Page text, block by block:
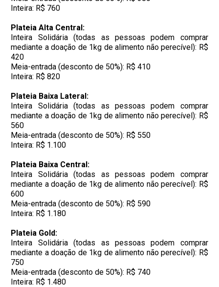
Inteira: R$ 760
Plateia Alta Central:
Inteira Solidária (todas as pessoas podem comprar
mediante a doação de 1kg de alimento não perecível): R$
420
Meia-entrada (desconto de 50%): R$ 410
Inteira: R$ 820
Plateia Baixa Lateral:
Inteira Solidária (todas as pessoas podem comprar
mediante a doação de 1kg de alimento não perecível): R$
560
Meia-entrada (desconto de 50%): R$ 550
Inteira: R$ 1.100
Plateia Baixa Central:
Inteira Solidária (todas as pessoas podem comprar
mediante a doação de 1kg de alimento não perecível): R$
600
Meia-entrada (desconto de 50%): R$ 590
Inteira: R$ 1.180
Plateia Gold:
Inteira Solidária (todas as pessoas podem comprar
mediante a doação de 1kg de alimento não perecível): R$
750
Meia-entrada (desconto de 50%): R$ 740
Inteira: R$ 1.480